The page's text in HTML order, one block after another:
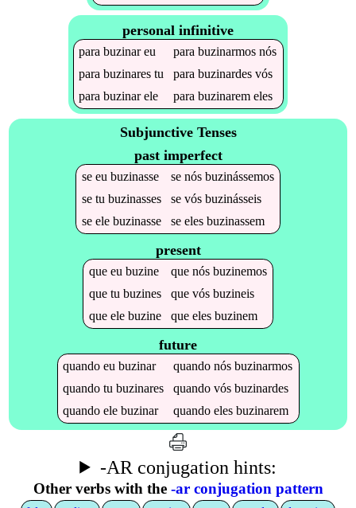
personal infinitive
parabuzinareu parabuzinarmos nós
parabuzinares tu parabuzinardes vós
parabuzinarele parabuzinarem eles
Subjunctive Tenses
past imperfect
se eu buzinasse se nós buzinássemos
se tu buzinasses se vós buzinásseis
se ele buzinasse se eles buzinassem
present
que eu buzine que nós buzinemos
que tu buzines que vós buzineis
que ele buzine que eles buzinem
future
quandoeubuzinar quandonósbuzinarmos
quandotubuzinares quandovósbuzinardes
quandoelebuzinar quandoelesbuzinarem
-AR conjugation hints:
Other verbs with the -ar conjugation pattern